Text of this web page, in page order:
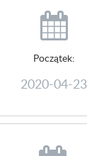
Początek:
2020-04-23